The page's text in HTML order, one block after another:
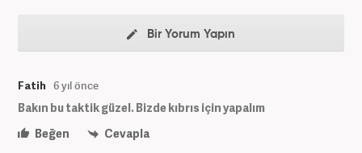
Bir Yorum Yapın
Fatih 6 yıl önce
Bakın bu taktik güzel. Bizde kıbrıs için yapalım
Beğen
Cevapla